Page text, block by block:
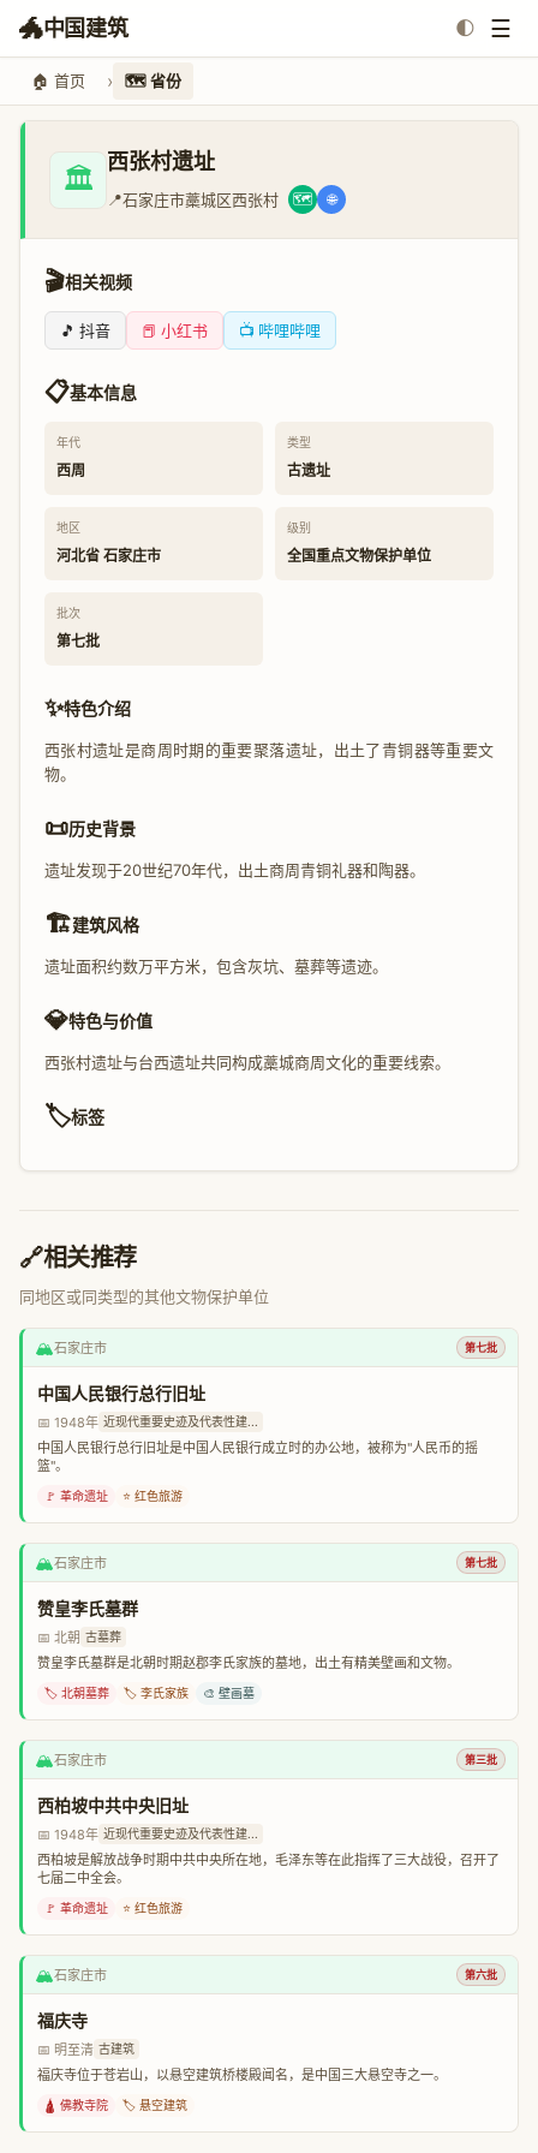
🐲中国建筑 🌓 ☰
🏠 首页 🗺️ 省份
🏛️ 西张村遗址
📍石家庄市藁城区西张村 🗺️ 🌐
🎬相关视频
🎵 抖音 📕 小红书 📺 哔哩哔哩
📋基本信息
年代
西周
类型
古遗址
地区
河北省 石家庄市
级别
全国重点文物保护单位
批次
第七批
✨特色介绍
西张村遗址是商周时期的重要聚落遗址，出土了青铜器等重要文
物。
📜历史背景
遗址发现于20世纪70年代，出土商周青铜礼器和陶器。
🏗️建筑风格
遗址面积约数万平方米，包含灰坑、墓葬等遗迹。
💎特色与价值
西张村遗址与台西遗址共同构成藁城商周文化的重要线索。
🏷️标签
🔗相关推荐
同地区或同类型的其他文物保护单位
🏔️石家庄市 第七批
中国人民银行总行旧址
📅 1948年 近现代重要史迹及代表性建...
中国人民银行总行旧址是中国人民银行成立时的办公地，被称为"人民币的摇
篮"。
🚩 革命遗址 ⭐ 红色旅游
🏔️石家庄市 第七批
赞皇李氏墓群
📅 北朝 古墓葬
赞皇李氏墓群是北朝时期赵郡李氏家族的墓地，出土有精美壁画和文物。
🏷️ 北朝墓葬 🏷️ 李氏家族 🎨 壁画墓
🏔️石家庄市 第三批
西柏坡中共中央旧址
📅 1948年 近现代重要史迹及代表性建...
西柏坡是解放战争时期中共中央所在地，毛泽东等在此指挥了三大战役，召开了
七届二中全会。
🚩 革命遗址 ⭐ 红色旅游
🏔️石家庄市 第六批
福庆寺
📅 明至清 古建筑
福庆寺位于苍岩山，以悬空建筑桥楼殿闻名，是中国三大悬空寺之一。
🛕 佛教寺院 🏷️ 悬空建筑